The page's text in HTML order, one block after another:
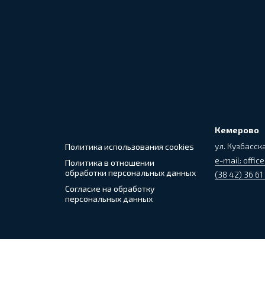
Политика использования cookies
Политика в отношении
обработки персональных данных
Согласие на обработку
персональных данных
Кемерово
ул.
e-mail:
(38 42) 36